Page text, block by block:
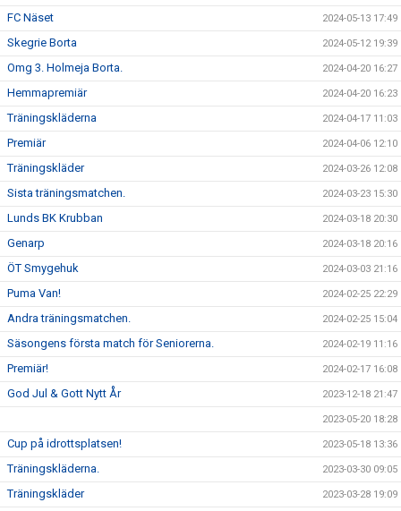
FC Näset 2024-05-13 17:49
Skegrie Borta 2024-05-12 19:39
Omg 3. Holmeja Borta. 2024-04-20 16:27
Hemmapremiär 2024-04-20 16:23
Träningskläderna 2024-04-17 11:03
Premiär 2024-04-06 12:10
Träningskläder 2024-03-26 12:08
Sista träningsmatchen. 2024-03-23 15:30
Lunds BK Krubban 2024-03-18 20:30
Genarp 2024-03-18 20:16
ÖT Smygehuk 2024-03-03 21:16
Puma Van! 2024-02-25 22:29
Andra träningsmatchen. 2024-02-25 15:04
Säsongens första match för Seniorerna. 2024-02-19 11:16
Premiär! 2024-02-17 16:08
God Jul & Gott Nytt År 2023-12-18 21:47
2023-05-20 18:28
Cup på idrottsplatsen! 2023-05-18 13:36
Träningskläderna. 2023-03-30 09:05
Träningskläder 2023-03-28 19:09